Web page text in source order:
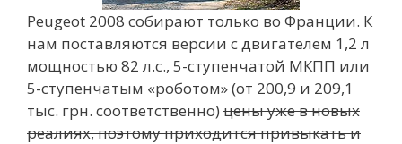
Peugeot 2008 собирают только во Франции. К
нам поставляются версии с двигателем 1,2 л
мощностью 82 л.с., 5-ступенчатой МКПП или
5-ступенчатым «роботом» (от 200,9 и 209,1
тыс. грн. соответственно) цены уже в новых
реалиях, поэтому приходится привыкать и